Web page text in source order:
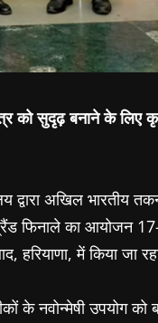
को सुदृढ़ बनाने के लिए
द्वारा अखिल भारतीय
फिनाले का आयोजन
में किया जा
के नवोन्मेषी उपयोग